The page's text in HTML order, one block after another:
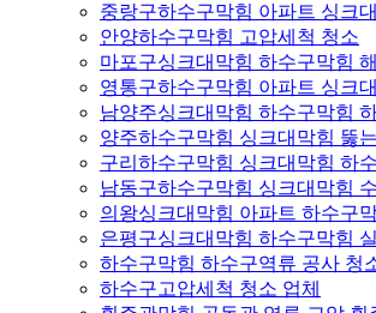
중랑구하수구막힘 아파트 싱크
안양하수구막힘 고압세척 청소
마포구싱크대막힘 하수구막힘
영통구하수구막힘 아파트 싱크
남양주싱크대막힘 하수구막힘
양주하수구막힘 싱크대막힘 뚫
구리하수구막힘 싱크대막힘 하
남동구하수구막힘 싱크대막힘
의왕싱크대막힘 아파트 하수구
은평구싱크대막힘 하수구막힘
하수구막힘 하수구역류 공사 청
하수구고압세척 청소 업체